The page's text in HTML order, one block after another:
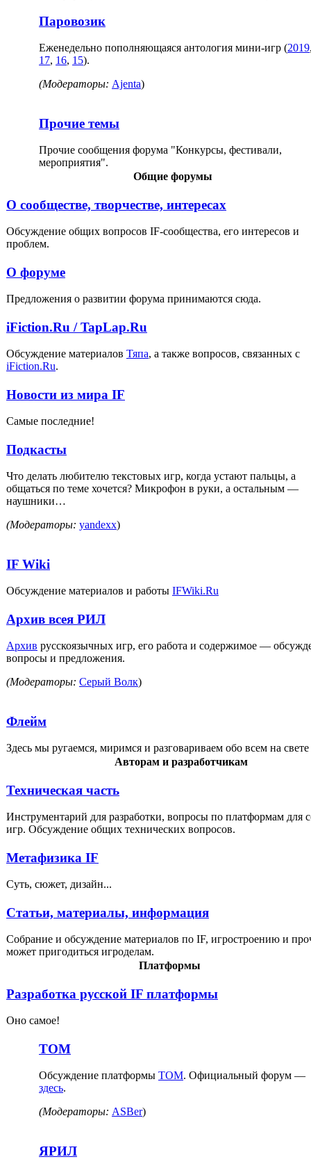
Паровозик
Еженедельно пополняющаяся антология мини-игр (2019
17, 16, 15).
(Модераторы: Ajenta)
Прочие темы
Прочие сообщения форума "Конкурсы, фестивали,
мероприятия".
Общие форумы
О сообществе, творчестве, интересах
Обсуждение общих вопросов IF-сообщества, его интересов и
проблем.
О форуме
Предложения о развитии форума принимаются сюда.
iFiction.Ru / TapLap.Ru
Обсуждение материалов Тяпа, а также вопросов, связанных с
iFiction.Ru.
Новости из мира IF
Самые последние!
Подкасты
Что делать любителю текстовых игр, когда устают пальцы, а
общаться по теме хочется? Микрофон в руки, а остальным —
наушники…
(Модераторы: yandexx)
IF Wiki
Обсуждение материалов и работы IFWiki.Ru
Архив всея РИЛ
Архив русскоязычных игр, его работа и содержимое —
вопросы и предложения.
(Модераторы: Серый Волк)
Флейм
Здесь мы ругаемся, миримся и разговариваем обо всем на
Авторам и разработчикам
Техническая часть
Инструментарий для разработки, вопросы по платформам для
игр. Обсуждение общих технических вопросов.
Метафизика IF
Суть, сюжет, дизайн...
Статьи, материалы, информация
Собрание и обсуждение материалов по IF, игростроению и
может пригодиться игроделам.
Платформы
Разработка русской IF платформы
Оно самое!
ТОМ
Обсуждение платформы ТОМ. Официальный форум —
здесь.
(Модераторы: ASBer)
ЯРИЛ